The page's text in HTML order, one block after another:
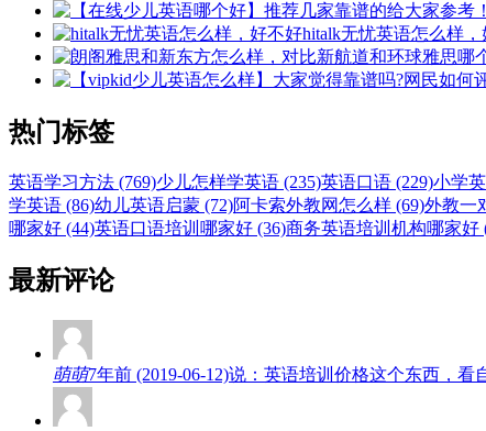
hitalk无忧英语怎么样
热门标签
英语学习方法 (769)少儿怎样学英语 (235)英语口语 (229)小学
学英语 (86)幼儿英语启蒙 (72)阿卡索外教网怎么样 (69)外教一
哪家好 (44)英语口语培训哪家好 (36)商务英语培训机构哪家好
最新评论
萌萌7年前 (2019-06-12)说：英语培训价格这个东西，